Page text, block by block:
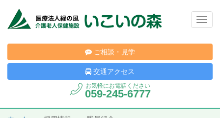
ご相談・見学
交通アクセス
お気軽にお電話ください
059-245-6777